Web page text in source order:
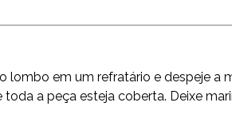
lombo em um refratário e despeje a
a peça esteja coberta. Deixe